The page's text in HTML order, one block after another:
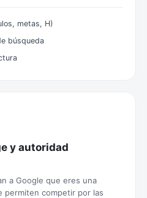
metas, H)
búsqueda
y autoridad
a Google que eres una
competir por las